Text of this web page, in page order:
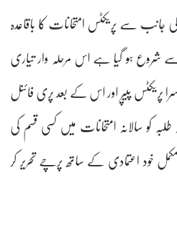
سے پریکٹس امتحانات کا باقاعدہ
آج22 جنوری 2026 سے شروع ہو گیا ہے اس مرحلہ وار تیاری
پریکٹس پیپر اور اس کے بعد پری فائنل
طلبہ کو سالانہ امتحانات میں کسی قسم کی
خود اعتمادی کے ساتھ پرچے تحریر کر